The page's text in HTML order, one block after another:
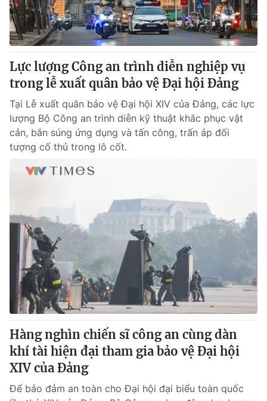
Lực lượng Công an trình diễn nghiệp vụ
trong lễ xuất quân bảo vệ Đại hội Đảng
Tại Lễ xuất quân bảo vệ Đại hội XIV của Đảng, các lực
lượng Bộ Công an trình diễn kỹ thuật khắc phục vật
cản, bắn súng ứng dụng và tấn công, trấn áp đối
tượng cố thủ trong lô cốt.
Hàng nghìn chiến sĩ công an cùng dàn
khí tài hiện đại tham gia bảo vệ Đại hội
XIV của Đảng
Để bảo đảm an toàn cho Đại hội đại biểu toàn quốc